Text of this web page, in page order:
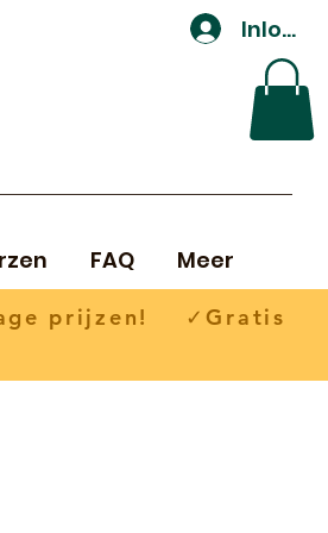
Inloggen
FAQ Meer
prijzen! ✓Gratis